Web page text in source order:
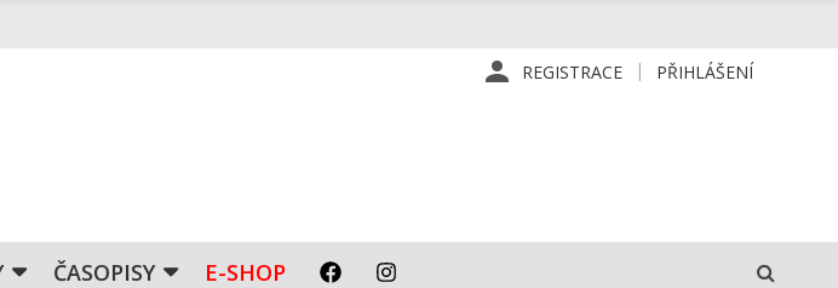
REGISTRACE PŘIHLÁŠENÍ
ČASOPISY E-SHOP